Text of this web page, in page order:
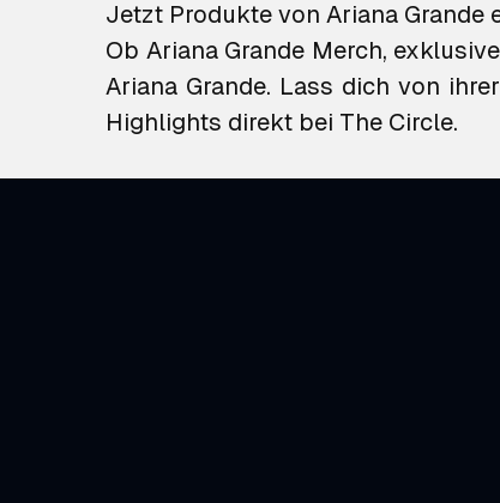
Jetzt Produkte von Ariana Grande
Ob Ariana Grande Merch,
Ariana Grande. Lass dich von
Highlights direkt bei The Circle.